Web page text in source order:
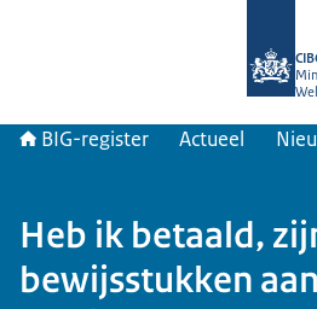
BIG-register Actueel
Heb ik betaald,
bewijsstukken